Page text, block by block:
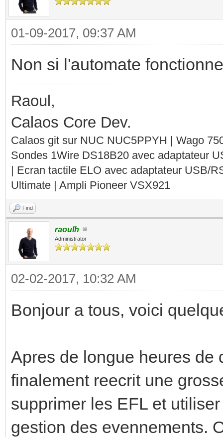
01-09-2017, 09:37 AM
Non si l'automate
Raoul,
Calaos Core Dev.
Calaos git sur NUC NUC5PPYH | Wago
Sondes 1Wire DS18B20 avec adaptateur
| Ecran tactile ELO avec adaptateur USB/
Ultimate | Ampli Pioneer VSX921
Find
raoulh
Administrator
02-02-2017, 10:32 AM
Bonjour a tous, voici
Apres de longue heures de
finalement reecrit une
supprimer les EFL et
gestion des evennements.